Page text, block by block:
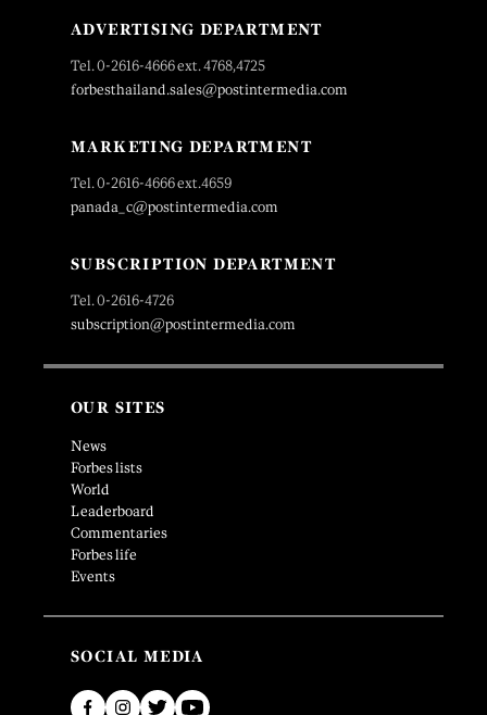
ADVERTISING DEPARTMENT
Tel. 0-2616-4666 ext. 4768,4725
forbesthailand.sales@postintermedia.com
MARKETING DEPARTMENT
Tel. 0-2616-4666 ext.4659
panada_c@postintermedia.com
SUBSCRIPTION DEPARTMENT
Tel. 0-2616-4726
subscription@postintermedia.com
OUR SITES
News
Forbes lists
World
Leaderboard
Commentaries
Forbes life
Events
SOCIAL MEDIA